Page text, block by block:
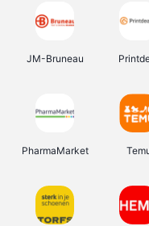
JM-Bruneau
PharmaMarket